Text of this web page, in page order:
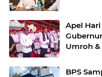
Apel
Umroh
BPS